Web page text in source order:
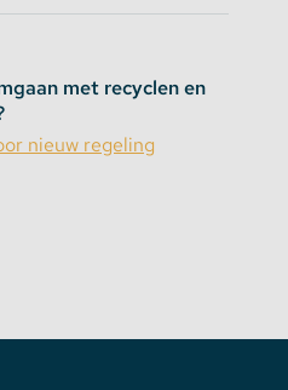
met recyclen en
nieuw regeling